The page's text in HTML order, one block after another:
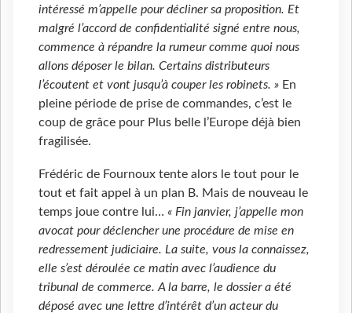
intéressé m’appelle pour décliner sa proposition. Et
malgré l’accord de confidentialité signé entre nous,
commence à répandre la rumeur comme quoi nous
allons déposer le bilan. Certains distributeurs
l’écoutent et vont jusqu’à couper les robinets. » En
pleine période de prise de commandes, c’est le
coup de grâce pour Plus belle l’Europe déjà bien
fragilisée.
Frédéric de Fournoux tente alors le tout pour le
tout et fait appel à un plan B. Mais de nouveau le
temps joue contre lui… « Fin janvier, j’appelle mon
avocat pour déclencher une procédure de mise en
redressement judiciaire. La suite, vous la connaissez,
elle s’est déroulée ce matin avec l’audience du
tribunal de commerce. A la barre, le dossier a été
déposé avec une lettre d’intérêt d’un acteur du